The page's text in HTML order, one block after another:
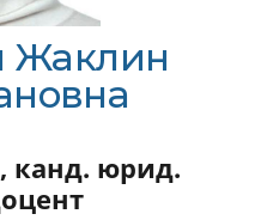
Жаклин
канд. юрид.